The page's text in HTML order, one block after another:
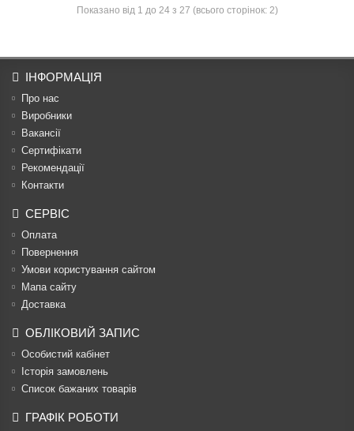
Показано від 1 до 24 з 27 (всього сторінок: 2)
ІНФОРМАЦІЯ
Про нас
Виробники
Вакансії
Сертифікати
Рекомендації
Контакти
СЕРВІС
Оплата
Повернення
Умови користування сайтом
Мапа сайту
Доставка
ОБЛІКОВИЙ ЗАПИС
Особистий кабінет
Історія замовлень
Список бажаних товарів
ГРАФІК РОБОТИ